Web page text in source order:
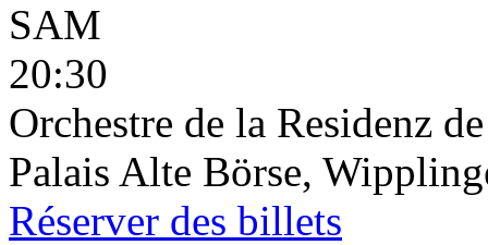
SAM
20:30
Orchestre de la Residenz
Palais Alte Börse,
Réserver des billets